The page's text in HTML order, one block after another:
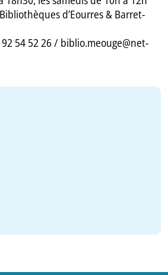
d’Eourres & Barret-
54 52 26 / biblio.meouge@net-